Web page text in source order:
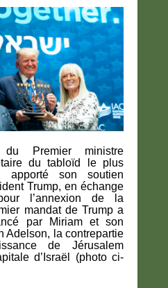
du Premier ministre
du tabloïd le plus
apporté son soutien
Trump, en échange
l’annexion de la
mandat de Trump a
par Miriam et son
Adelson, la contrepartie
de Jérusalem
d’Israël (photo ci-